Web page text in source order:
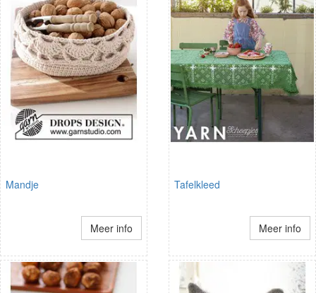
Mandje
Meer info
Tafelkleed
Meer info